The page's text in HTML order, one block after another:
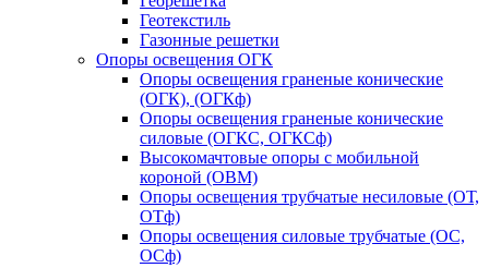
Геотекстиль
Газонные решетки
Опоры освещения ОГК
Опоры освещения граненые конические
(ОГК), (ОГКф)
Опоры освещения граненые конические
силовые (ОГКС, ОГКСф)
Высокомачтовые опоры с мобильной
короной (ОВМ)
Опоры освещения трубчатые несиловые (ОТ,
ОТф)
Опоры освещения силовые трубчатые (ОС,
ОСф)